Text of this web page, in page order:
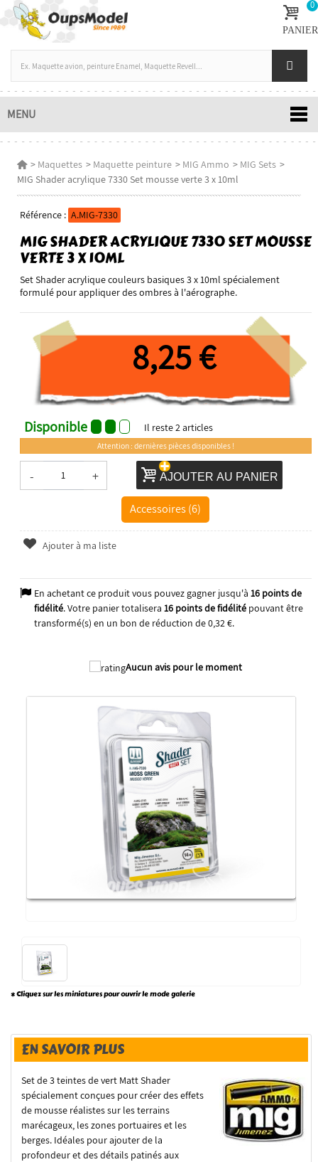
0
PANIER
MENU
> Maquettes > Maquette peinture > MIG Ammo > MIG Sets >
MIG Shader acrylique 7330 Set mousse verte 3 x 10ml
Référence : A.MIG-7330
MIG SHADER ACRYLIQUE 7330 SET MOUSSE
VERTE 3 X 10ML
Set Shader acrylique couleurs basiques 3 x 10ml spécialement
formulé pour appliquer des ombres à l'aérographe.
8,25 €
Disponible Il reste2articles
Attention : dernières pièces disponibles !
- + AJOUTER AU PANIER
Accessoires (6)
Ajouter à ma liste
En achetant ce produit vous pouvez gagner jusqu'à 16points de
fidélité. Votre panier totalisera 16points de fidélitépouvant être
transformé(s) en un bon de réduction de0,32 €.
Aucun avis pour le moment
2025
* Cliquez sur les miniatures pour ouvrir le mode galerie
EN SAVOIR PLUS
Set de 3 teintes de vert Matt Shader
spécialement conçues pour créer des effets
de mousse réalistes sur les terrains
marécageux, les zones portuaires et les
berges. Idéales pour ajouter de la
profondeur et des détails patinés aux